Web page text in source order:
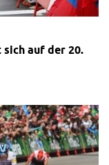
auf der 20.